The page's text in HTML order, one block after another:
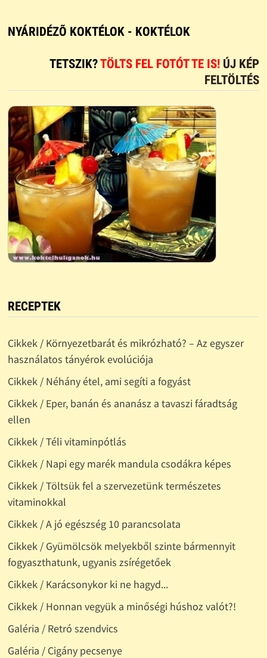
NYÁRIDÉZÕ KOKTÉLOK - KOKTÉLOK
TETSZIK?TÖLTS FEL FOTÓT TE IS! ÚJ KÉP
FELTÖLTÉS
RECEPTEK
Cikkek / Környezetbarát és mikrózható? – Az egyszer
használatos tányérok evolúciója
Cikkek / Néhány étel, ami segíti a fogyást
Cikkek / Eper, banán és ananász a tavaszi fáradtság
ellen
Cikkek / Téli vitaminpótlás
Cikkek / Napi egy marék mandula csodákra képes
Cikkek / Töltsük fel a szervezetünk természetes
vitaminokkal
Cikkek / A jó egészség 10 parancsolata
Cikkek / Gyümölcsök melyekből szinte bármennyit
fogyaszthatunk, ugyanis zsírégetőek
Cikkek / Karácsonykor ki ne hagyd...
Cikkek / Honnan vegyük a minőségi húshoz valót?!
Galéria / Retró szendvics
Galéria / Cigány pecsenye